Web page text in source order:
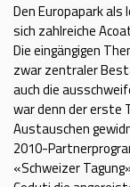
Den Europapark als
sich zahlreiche
Die eingängigen
zwar zentraler
auch die
war denn der erste
Austauschen
2010-
«Schweizer